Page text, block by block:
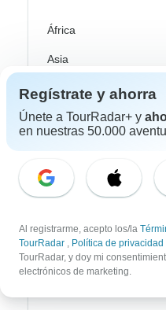
África
Asia
Australia / Oceanía
Europa
América del Sur
Marruecos
Sudáfrica
Regístrate y ahorra
Únete a TourRadar+ y
en nuestras 50.000
Al registrarme, acepto los/la
TourRadar , Política de
TourRadar, y doy mi
electrónicos de marketing.